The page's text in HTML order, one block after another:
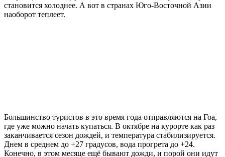
становится холоднее. А вот в странах Юго-Восточной Азии
наоборот теплеет.
Большинство туристов в это время года отправляются на Гоа,
где уже можно начать купаться. В октябре на курорте как раз
заканчивается сезон дождей, и температура стабилизируется.
Днем в среднем до +27 градусов, вода прогрета до +24.
Конечно, в этом месяце ещё бывают дожди, и порой они идут